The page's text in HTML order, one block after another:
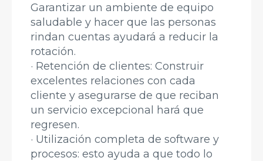
Garantizar un ambiente de equipo
saludable y hacer que las personas
rindan cuentas ayudará a reducir la
rotación.
· Retención de clientes: Construir
excelentes relaciones con cada
cliente y asegurarse de que reciban
un servicio excepcional hará que
regresen.
· Utilización completa de software y
procesos: esto ayuda a que todo lo